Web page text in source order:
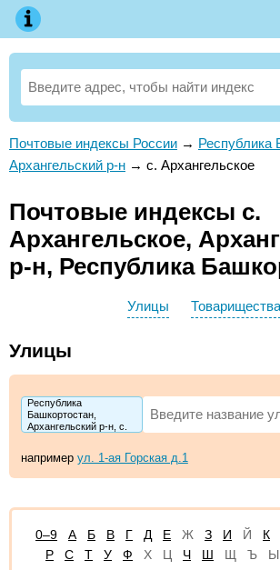
Почтовые индексы России → Республика
Архангельский р-н → с. Архангельское
Почтовые индексы с.
Архангельское,
р-н, Республика
Улицы Товарищества
Улицы
Республика
Башкортостан,
Архангельский р-н, с.
например ул. 1-ая Горская д.1
0–9 А Б В Г Д Е Ж З И Й К
Р
С Т У Ф Х Ц Ч Ш Щ Ъ Ы